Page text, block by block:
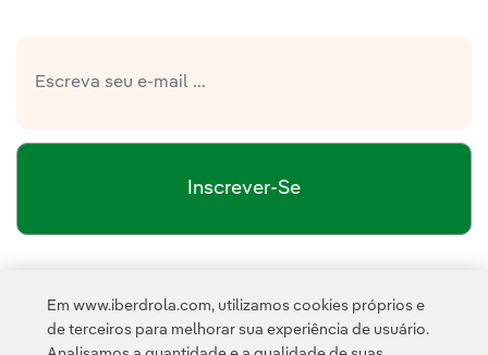
Inscrever-Se
Esta página é protegida pelo reCAPTCHA e pela Política de
Privacidade
Termos de Serviço do Google
Em www.iberdrola.com, utilizamos cookies próprios e
de terceiros para melhorar sua experiência de usuário.